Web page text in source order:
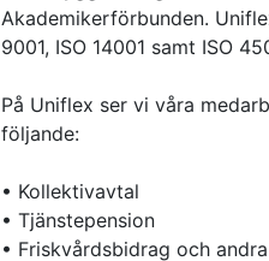
Akademikerförbunden.
9001, ISO 14001 samt ISO
På Uniflex ser vi våra
följande:
• Kollektivavtal
• Tjänstepension
• Friskvårdsbidrag och